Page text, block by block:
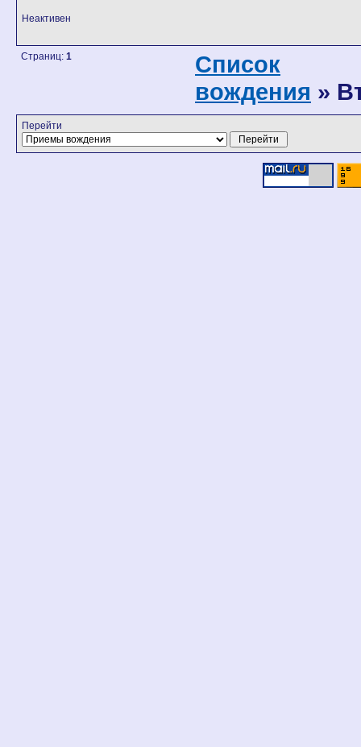
Неактивен
Страниц: 1 Список
вождения »
Перейти